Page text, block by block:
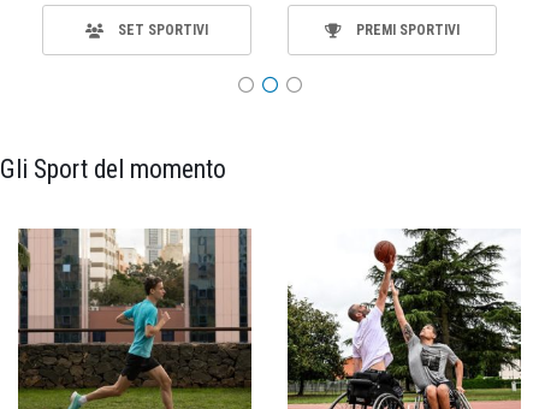
SET SPORTIVI PREMI SPORTIVI
Gli Sport del momento